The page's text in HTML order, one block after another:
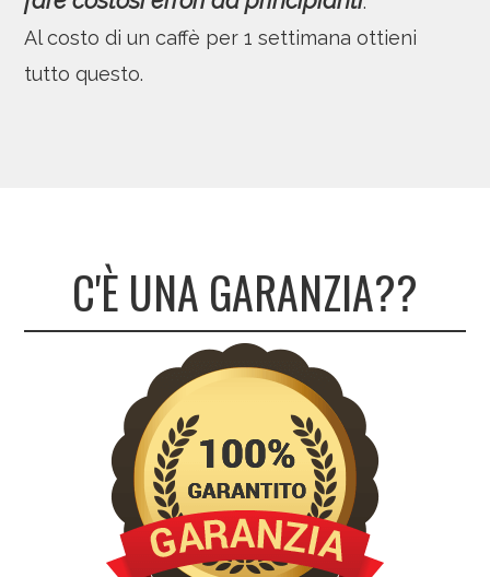
Al costo di un caffè per 1 settimana ottieni
tutto questo.
C'È UNA GARANZIA??